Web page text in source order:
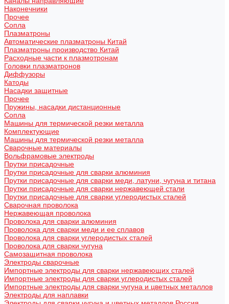
Наконечники
Прочее
Сопла
Плазматроны
Автоматические плазматроны Китай
Плазматроны производство Китай
Расходные части к плазмотронам
Головки плазматронов
Диффузоры
Катоды
Насадки защитные
Прочее
Пружины, насадки дистанционные
Сопла
Машины для термической резки металла
Комплектующие
Машины для термической резки металла
Сварочные материалы
Вольфрамовые электроды
Прутки присадочные
Прутки присадочные для сварки алюминия
Прутки присадочные для сварки меди, латуни, чугуна и титана
Прутки присадочные для сварки нержавеющей стали
Прутки присадочные для сварки углеродистых сталей
Сварочная проволока
Нержавеющая проволока
Проволока для сварки алюминия
Проволока для сварки меди и ее сплавов
Проволока для сварки углеродистых сталей
Проволока для сварки чугуна
Самозащитная проволока
Электроды сварочные
Импортные электроды для сварки нержавеющих сталей
Импортные электроды для сварки углеродистых сталей
Импортные электроды для сварки чугуна и цветных металлов
Электроды для наплавки